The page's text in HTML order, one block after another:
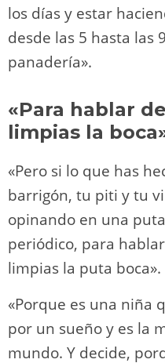
los días y estar
desde las 5 hasta las
panadería».
«Para hablar
limpias la
«Pero si lo que has
barrigón, tu piti y tu
opinando en una
periódico, para
limpias la puta boca».
«Porque es una niña
por un sueño y es la
mundo. Y decide,